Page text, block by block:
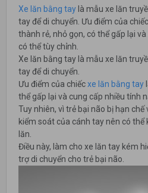
Xe lăn bằng tay là mẫu xe lăn
tay để di chuyển. Ưu điểm của
thành rẻ, nhỏ gọn, có thể gấp lại
có thể tùy chỉnh.
Xe lăn bằng tay là mẫu xe lăn
tay để di chuyển.
Ưu điểm của chiếcxe lăn bằng tay
thể gấp lại và cung cấp nhiều tính
Tuy nhiên, vì trẻ bại não bị hạn chế
kiểm soát của cánh tay nên có thể
lăn.
Điều này, làm cho xe lăn tay kém
trợ di chuyển cho trẻ bại não.